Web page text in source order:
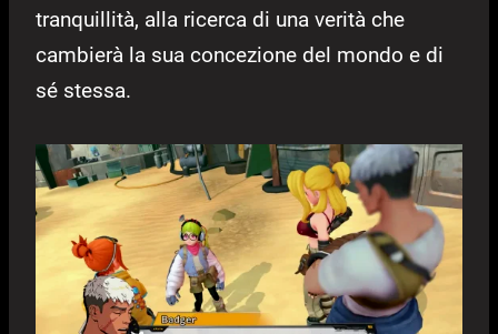
tranquillità, alla ricerca di una verità che
cambierà la sua concezione del mondo e di
sé stessa.